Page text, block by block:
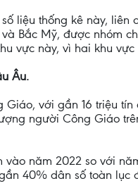
liệu thống kê này,
Bắc Mỹ, được nhóm
vực này, vì hai khu
Âu.
với gần 16 triệu
người Công Giáo
năm 2022 so với
40% dân số toàn lục